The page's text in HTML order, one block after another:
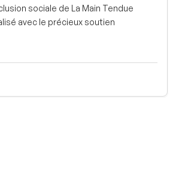
sociale de La Main Tendue
avec le précieux soutien